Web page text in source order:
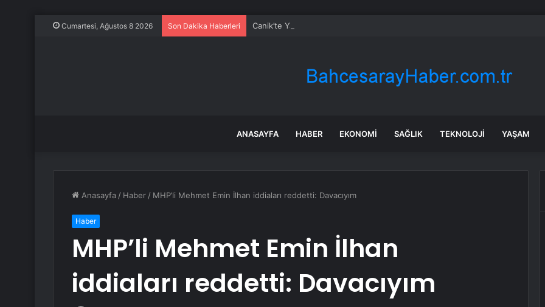
Cumartesi, Ağustos 8 2026 Son Dakika Haberleri Canik’te Yatırımlar Hız Kesmiyor: 20 Bin Hane Fiber İnternete Kavuşuyor
ANASAYFA HABER EKONOMI SAĞLIK TEKNOLOJI YAŞAM
Anasayfa / Haber / MHP’li Mehmet Emin İlhan iddiaları reddetti: Davacıyım
Haber
MHP’li Mehmet Emin İlhan
iddiaları reddetti: Davacıyım